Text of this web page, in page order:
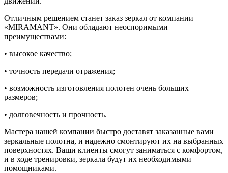
Отличным решением станет заказ зеркал от компании
«MIRAMANT». Они обладают неоспоримыми
преимуществами:
• высокое качество;
• точность передачи отражения;
• возможность изготовления полотен очень больших
размеров;
• долговечность и прочность.
Мастера нашей компании быстро доставят заказанные вами
зеркальные полотна, и надежно смонтируют их на выбранных
поверхностях. Ваши клиенты смогут заниматься с комфортом,
и в ходе тренировки, зеркала будут их необходимыми
помощниками.